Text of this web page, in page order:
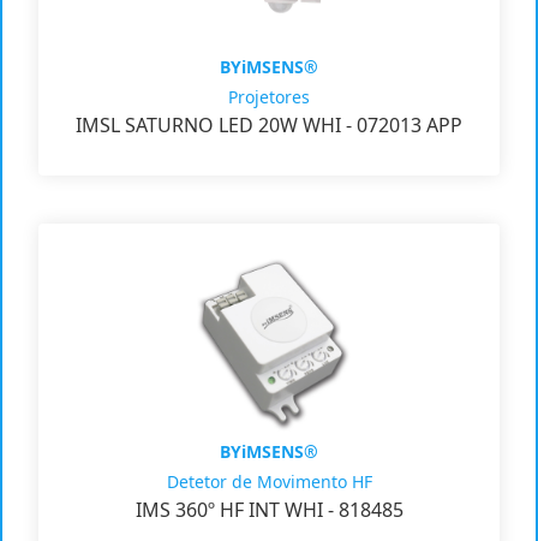
BYiMSENS®
Projetores
IMSL SATURNO LED 20W WHI - 072013 APP
BYiMSENS®
Detetor de Movimento HF
IMS 360º HF INT WHI - 818485